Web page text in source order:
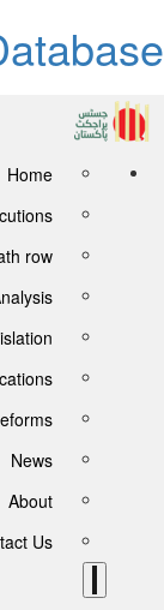
Home
row
News
About
Us